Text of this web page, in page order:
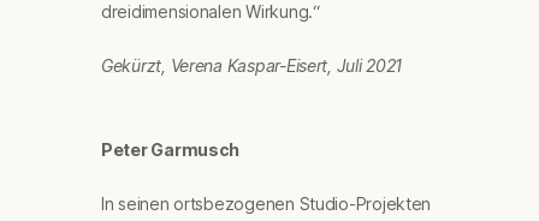
dreidimensionalen Wirkung.“
Gekürzt, Verena Kaspar-Eisert, Juli 2021
Peter Garmusch
In seinen ortsbezogenen Studio-Projekten